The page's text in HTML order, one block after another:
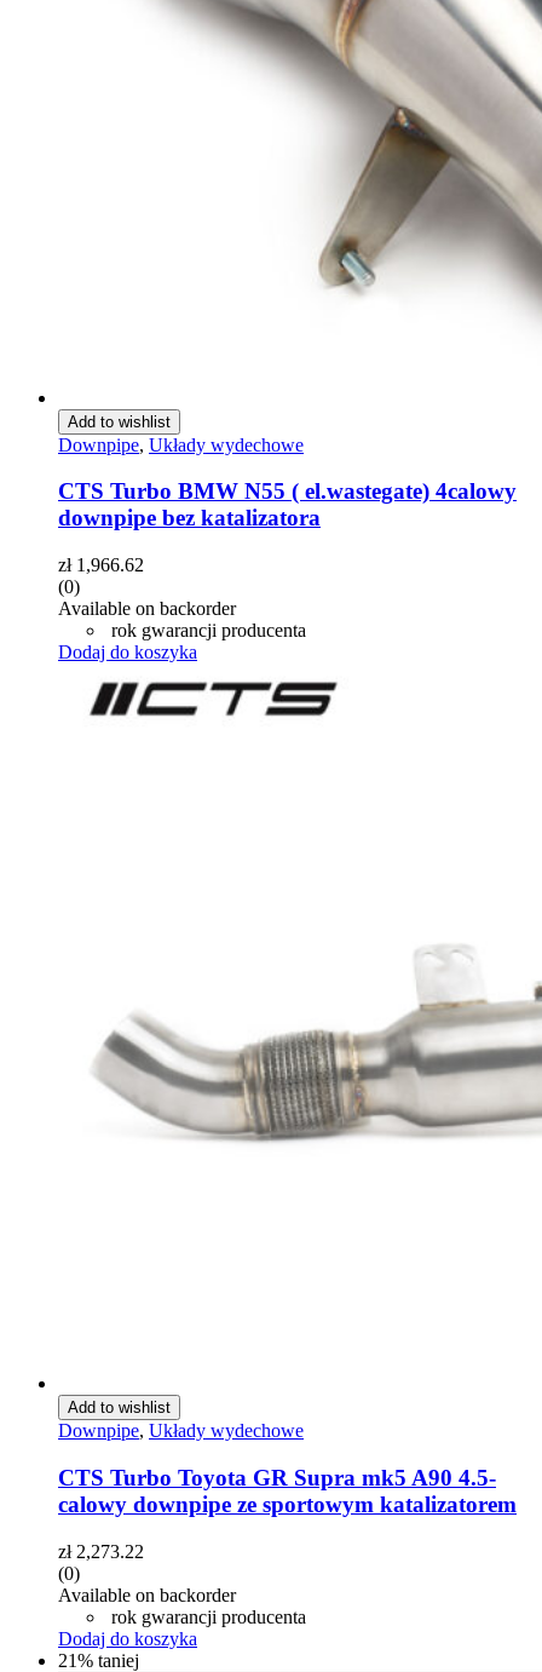
Add to wishlist
Downpipe, Układy wydechowe
CTS Turbo BMW N55 ( el.wastegate) 4calowy
downpipe bez katalizatora
zł1,966.62
(0)
Available on backorder
rok gwarancji producenta
Dodaj do koszyka
Add to wishlist
Downpipe, Układy wydechowe
CTS Turbo Toyota GR Supra mk5 A90 4.5-
calowy downpipe ze sportowym katalizatorem
zł2,273.22
(0)
Available on backorder
rok gwarancji producenta
Dodaj do koszyka
21% taniej